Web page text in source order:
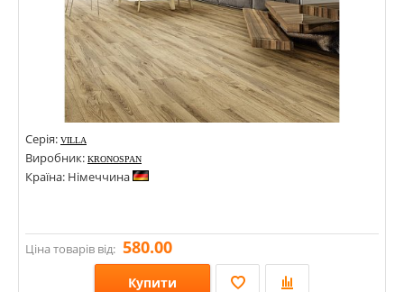
Серія: VILLA
Виробник: KRONOSPAN
Країна: Німеччина
Ціна товарів від: 580.00
Купити